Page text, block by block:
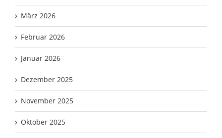
März 2026
Februar 2026
Januar 2026
Dezember 2025
November 2025
Oktober 2025